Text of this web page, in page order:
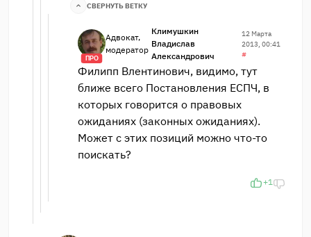
СВЕРНУТЬ ВЕТКУ
ПРО
Адвокат,
модератор
Климушкин
Владислав
Александрович
12 Марта
2013, 00:41
#
Филипп Влентинович, видимо, тут
ближе всего Постановления ЕСПЧ, в
которых говорится о правовых
ожиданиях (законных ожиданиях).
Может с этих позиций можно что-то
поискать?
+1